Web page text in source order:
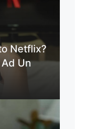
Netflix?
Un